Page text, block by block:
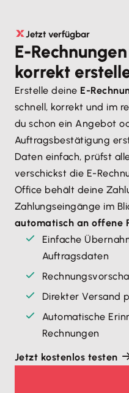
Jetzt verfügbar
E-
korrekt
Erstelle deine E-
schnell, korrekt und im
du schon ein Angebot
Auftragsbestätigung
Daten einfach, prüfst
verschickst die E-
Office behält deine
Zahlungseingänge im
automatisch an offene
Einfache
Auftragsdaten
Direkter Versand
Automatische
Rechnungen
Jetzt kostenlos testen